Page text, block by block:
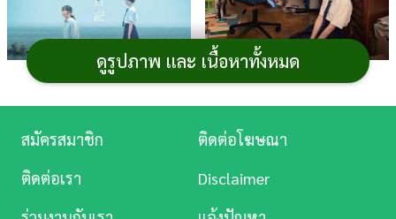
ภาพจาก : เฟซบุ๊ก Mongkol Major ภาพจาก : เฟซบุ๊ก Mongkol Major
จากมังงะที่สร้างความประทับใจให้ผู้อ่านมาแล้วมากมาย
ดูรูปภาพ และ เนื้อหาทั้งหมด
ดู
หนัง
สมัครสมาชิก
ติดต่อโฆษณา
ติดต่อเรา
Disclaimer